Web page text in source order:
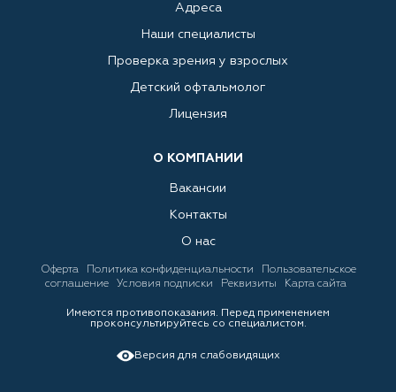
Адреса
Наши специалисты
Проверка зрения у взрослых
Детский офтальмолог
Лицензия
О КОМПАНИИ
Вакансии
Контакты
О нас
Оферта Политика конфиденциальности
Пользовательское
соглашение
Условия подписки Реквизиты Карта сайта
Имеются противопоказания. Перед применением
проконсультируйтесь со специалистом.
Версия для слабовидящих